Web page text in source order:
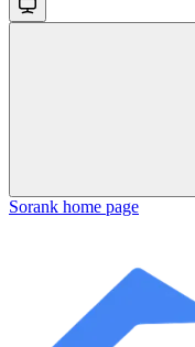
Sorank home page